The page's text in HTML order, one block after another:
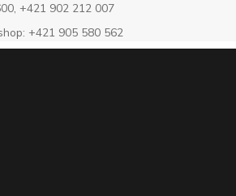
+421 902 212 007
+421 905 580 562